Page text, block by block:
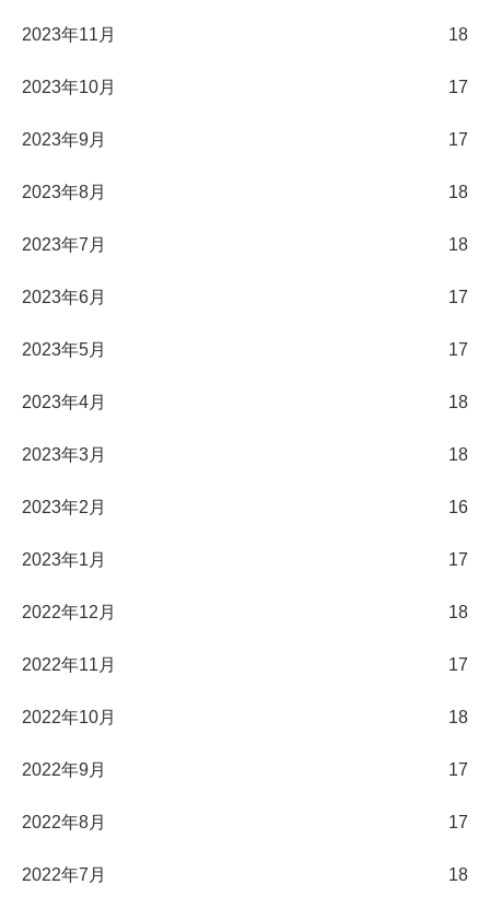
2023年11月 18
2023年10月 17
2023年9月 17
2023年8月 18
2023年7月 18
2023年6月 17
2023年5月 17
2023年4月 18
2023年3月 18
2023年2月 16
2023年1月 17
2022年12月 18
2022年11月 17
2022年10月 18
2022年9月 17
2022年8月 17
2022年7月 18